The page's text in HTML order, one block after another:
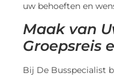
uw behoeften en
Maak van
Groepsreis
Bij De Busspecialist